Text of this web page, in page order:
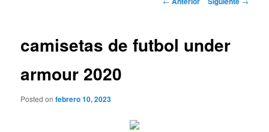
camisetas de futbol under
armour 2020
Posted onfebrero 10, 2023